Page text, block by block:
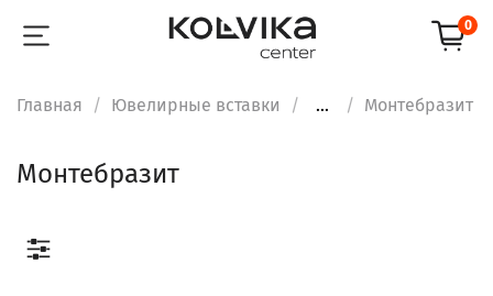
0
Главная Ювелирные вставки ... Монтебразит
Монтебразит